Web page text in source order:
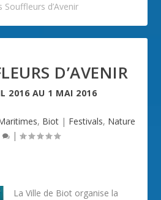
Souffleurs d’Avenir
D’AVENIR
2016 AU 1 MAI 2016
, Biot| Festivals, Nature
|
La Ville de Biot organise la